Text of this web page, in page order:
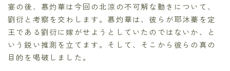
宴の後、慕灼華は今回の北涼の不可解な動きについて、
劉衍と考察を交わします。慕灼華は、彼らが耶沐蓁を定
王である劉衍に嫁がせようとしていたのではないか、と
いう鋭い推測を立てます。そして、そこから彼らの真の
目的を喝破しました。